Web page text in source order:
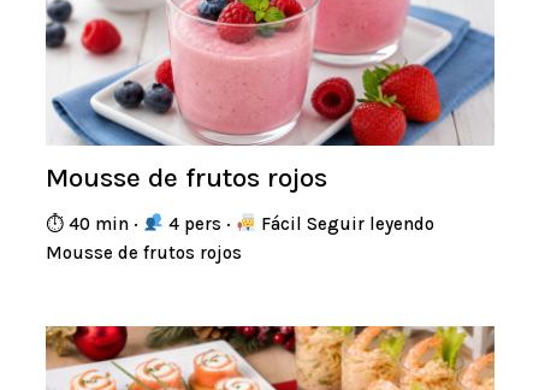
Mousse de frutos rojos
⏱ 40 min · 4 pers ·
Fácil Seguir leyendo
Mousse de frutos rojos